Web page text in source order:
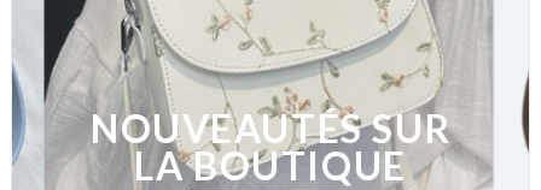
NOUVEAUTÉS SUR
LA BOUTIQUE